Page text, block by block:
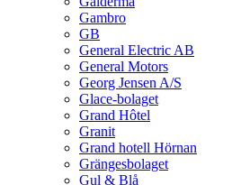
Gambro
GB
General Electric AB
General Motors
Georg Jensen A/S
Glace-bolaget
Grand Hôtel
Granit
Grand hotell Hörnan
Grängesbolaget
Gul & Blå